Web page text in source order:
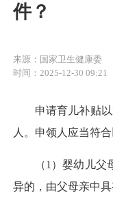
件？
来源：国家卫生健康委
时间：2025-12-30 09:21
申请育儿补贴以
人。申领人应当符
（1）婴幼儿父母
异的，由父母亲中